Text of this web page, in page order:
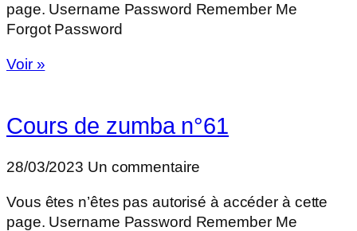
page. Username Password Remember Me
Forgot Password
Voir »
Cours de zumba n°61
28/03/2023 Un commentaire
Vous êtes n’êtes pas autorisé à accéder à cette
page. Username Password Remember Me